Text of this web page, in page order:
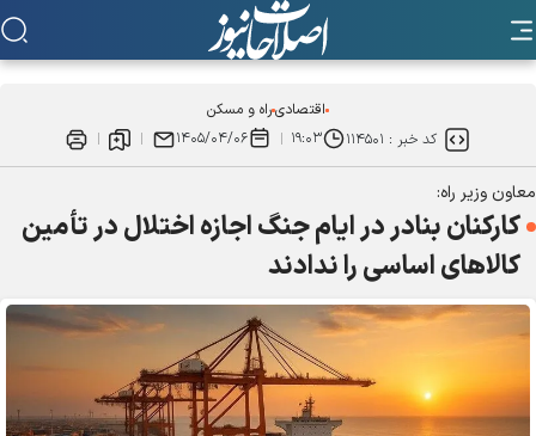
اقتصادیراه و مسکن
کد خبر : ۱۱۴۵۰۱ ۱۹:۰۳ ۱۴۰۵/۰۴/۰۶
معاون وزیر راه:
کارکنان بنادر در ایام جنگ اجازه اختلال در تأمین
کالا‌های اساسی را ندادند